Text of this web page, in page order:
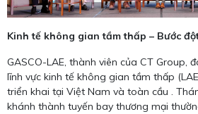
Kinh tế không gian tầm thấp – Bước
GASCO-LAE, thành viên của CT Group,
lĩnh vực kinh tế không gian tầm thấp
triển khai tại Việt Nam và toàn cầu .
khánh thành tuyến bay thương mại